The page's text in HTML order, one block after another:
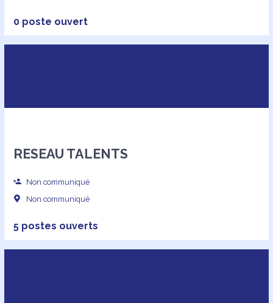
0 poste ouvert
RESEAU TALENTS
Non communiqué
Non communiqué
5 postes ouverts